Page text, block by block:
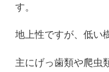
す。
地上性ですが、低い
主にげっ歯類や爬虫